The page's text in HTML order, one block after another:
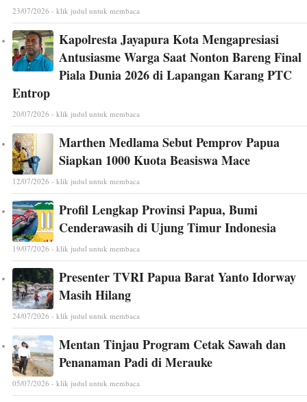
23/07/2026 - klik judul untuk membaca
Kapolresta Jayapura Kota Mengapresiasi
Antusiasme Warga Saat Nonton Bareng Final
Piala Dunia 2026 di Lapangan Karang PTC
Entrop
20/07/2026 - klik judul untuk membaca
Marthen Medlama Sebut Pemprov Papua
Siapkan 1000 Kuota Beasiswa Mace
12/07/2026 - klik judul untuk membaca
Profil Lengkap Provinsi Papua, Bumi
Cenderawasih di Ujung Timur Indonesia
19/07/2026 - klik judul untuk membaca
Presenter TVRI Papua Barat Yanto Idorway
Masih Hilang
24/07/2026 - klik judul untuk membaca
Mentan Tinjau Program Cetak Sawah dan
Penanaman Padi di Merauke
05/07/2026 - klik judul untuk membaca